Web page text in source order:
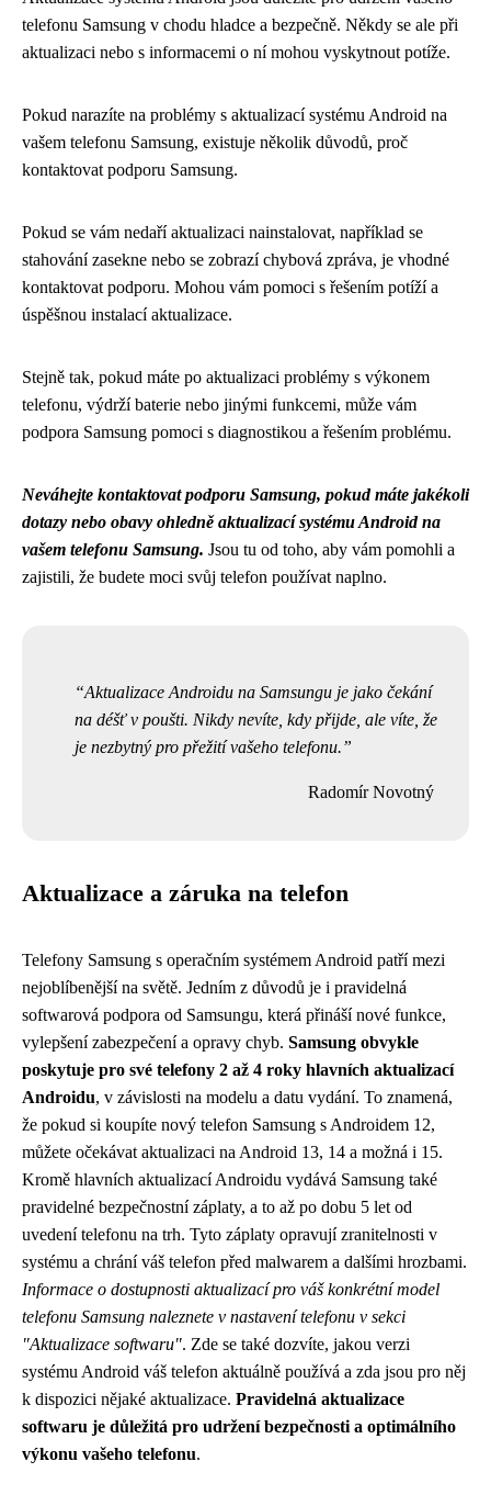
telefonu Samsung v chodu hladce a bezpečně. Někdy se ale při
aktualizaci nebo s informacemi o ní mohou vyskytnout potíže.
Pokud narazíte na problémy s aktualizací systému Android na
vašem telefonu Samsung, existuje několik důvodů, proč
kontaktovat podporu Samsung.
Pokud se vám nedaří aktualizaci nainstalovat, například se
stahování zasekne nebo se zobrazí chybová zpráva, je vhodné
kontaktovat podporu. Mohou vám pomoci s řešením potíží a
úspěšnou instalací aktualizace.
Stejně tak, pokud máte po aktualizaci problémy s výkonem
telefonu, výdrží baterie nebo jinými funkcemi, může vám
podpora Samsung pomoci s diagnostikou a řešením problému.
Neváhejte kontaktovat podporu Samsung, pokud máte jakékoli
dotazy nebo obavy ohledně aktualizací systému Android na
vašem telefonu Samsung. Jsou tu od toho, aby vám pomohli a
zajistili, že budete moci svůj telefon používat naplno.
Aktualizace Androidu na Samsungu je jako čekání
na déšť v poušti. Nikdy nevíte, kdy přijde, ale víte, že
je nezbytný pro přežití vašeho telefonu.
Radomír Novotný
Aktualizace a záruka na telefon
Telefony Samsung s operačním systémem Android patří mezi
nejoblíbenější na světě. Jedním z důvodů je i pravidelná
softwarová podpora od Samsungu, která přináší nové funkce,
vylepšení zabezpečení a opravy chyb. Samsung obvykle
poskytuje pro své telefony 2 až 4 roky hlavních aktualizací
Androidu, v závislosti na modelu a datu vydání. To znamená,
že pokud si koupíte nový telefon Samsung s Androidem 12,
můžete očekávat aktualizaci na Android 13, 14 a možná i 15.
Kromě hlavních aktualizací Androidu vydává Samsung také
pravidelné bezpečnostní záplaty, a to až po dobu 5 let od
uvedení telefonu na trh. Tyto záplaty opravují zranitelnosti v
systému a chrání váš telefon před malwarem a dalšími hrozbami.
Informace o dostupnosti aktualizací pro váš konkrétní model
telefonu Samsung naleznete v nastavení telefonu v sekci
"Aktualizace softwaru". Zde se také dozvíte, jakou verzi
systému Android váš telefon aktuálně používá a zda jsou pro něj
k dispozici nějaké aktualizace. Pravidelná aktualizace
softwaru je důležitá pro udržení bezpečnosti a optimálního
výkonu vašeho telefonu.